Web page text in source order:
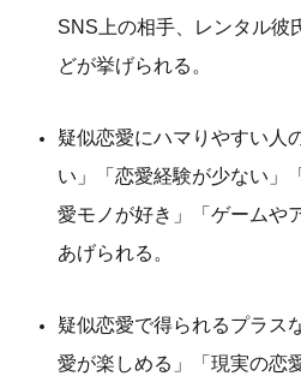
SNS上の相手、レンタル彼
どが挙げられる。
疑似恋愛にハマりやすい人
い」「恋愛経験が少ない」
愛モノが好き」「ゲームや
あげられる。
疑似恋愛で得られるプラス
愛が楽しめる」「現実の恋